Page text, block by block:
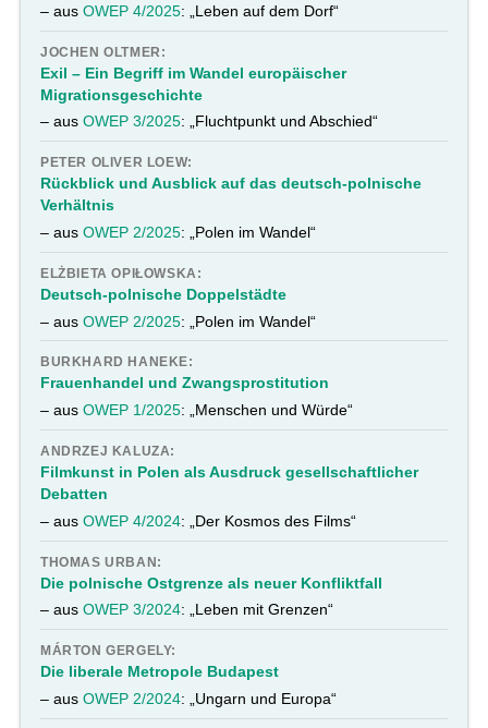
– ausOWEP 4/2025: „Leben auf dem Dorf“
JOCHEN OLTMER:
Exil – Ein Begriff im Wandel europäischer
Migrationsgeschichte
– ausOWEP 3/2025: „Fluchtpunkt und Abschied“
PETER OLIVER LOEW:
Rückblick und Ausblick auf das deutsch-polnische
Verhältnis
– ausOWEP 2/2025: „Polen im Wandel“
ELŻBIETA OPIŁOWSKA:
Deutsch-polnische Doppelstädte
– ausOWEP 2/2025: „Polen im Wandel“
BURKHARD HANEKE:
Frauenhandel und Zwangsprostitution
– ausOWEP 1/2025: „Menschen und Würde“
ANDRZEJ KALUZA:
Filmkunst in Polen als Ausdruck gesellschaftlicher
Debatten
– ausOWEP 4/2024: „Der Kosmos des Films“
THOMAS URBAN:
Die polnische Ostgrenze als neuer Konfliktfall
– ausOWEP 3/2024: „Leben mit Grenzen“
MÁRTON GERGELY:
Die liberale Metropole Budapest
– ausOWEP 2/2024: „Ungarn und Europa“